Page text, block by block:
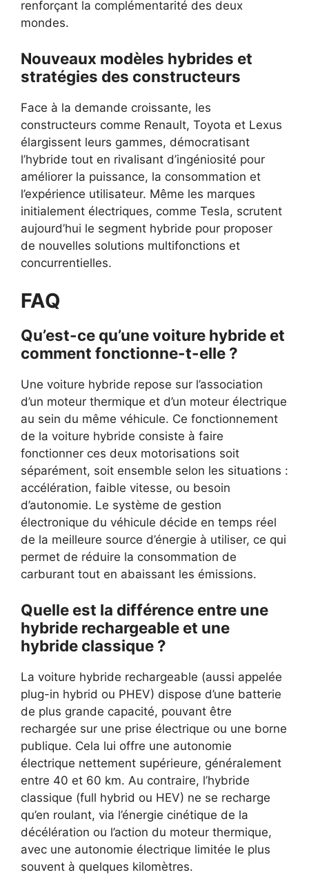
renforçant la complémentarité des deux
mondes.
Nouveaux modèles hybrides et
stratégies des constructeurs
Face à la demande croissante, les
constructeurs comme Renault, Toyota et Lexus
élargissent leurs gammes, démocratisant
l’hybride tout en rivalisant d’ingéniosité pour
améliorer la puissance, la consommation et
l’expérience utilisateur. Même les marques
initialement électriques, comme Tesla, scrutent
aujourd’hui le segment hybride pour proposer
de nouvelles solutions multifonctions et
concurrentielles.
FAQ
Qu’est-ce qu’une voiture hybride et
comment fonctionne-t-elle ?
Une voiture hybride repose sur l’association
d’un moteur thermique et d’un moteur électrique
au sein du même véhicule. Ce fonctionnement
de la voiture hybride consiste à faire
fonctionner ces deux motorisations soit
séparément, soit ensemble selon les situations :
accélération, faible vitesse, ou besoin
d’autonomie. Le système de gestion
électronique du véhicule décide en temps réel
de la meilleure source d’énergie à utiliser, ce qui
permet de réduire la consommation de
carburant tout en abaissant les émissions.
Quelle est la différence entre une
hybride rechargeable et une
hybride classique ?
La voiture hybride rechargeable (aussi appelée
plug-in hybrid ou PHEV) dispose d’une batterie
de plus grande capacité, pouvant être
rechargée sur une prise électrique ou une borne
publique. Cela lui offre une autonomie
électrique nettement supérieure, généralement
entre 40 et 60 km. Au contraire, l’hybride
classique (full hybrid ou HEV) ne se recharge
qu’en roulant, via l’énergie cinétique de la
décélération ou l’action du moteur thermique,
avec une autonomie électrique limitée le plus
souvent à quelques kilomètres.